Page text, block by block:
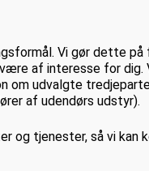
Vi gør dette
af interesse for dig.
om udvalgte
af udendørs udstyr).
tjenester, så vi kan